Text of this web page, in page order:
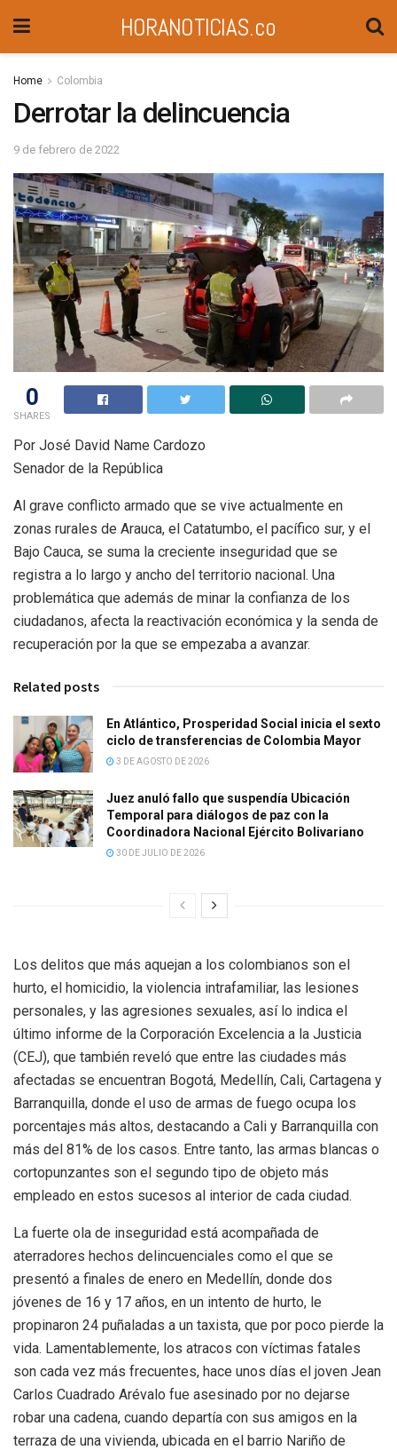
HORANOTICIAS.co
Home Colombia
Derrotar la delincuencia
9 de febrero de 2022
0
SHARES
Por José David Name Cardozo
Senador de la República
Al grave conflicto armado que se vive actualmente en
zonas rurales de Arauca, el Catatumbo, el pacífico sur, y el
Bajo Cauca, se suma la creciente inseguridad que se
registra a lo largo y ancho del territorio nacional. Una
problemática que además de minar la confianza de los
ciudadanos, afecta la reactivación económica y la senda de
recuperación por la que se empezaba a avanzar.
Related posts
En Atlántico, Prosperidad Social inicia el sexto
ciclo de transferencias de Colombia Mayor
3 DE AGOSTO DE 2026
Juez anuló fallo que suspendía Ubicación
Temporal para diálogos de paz con la
Coordinadora Nacional Ejército Bolivariano
30 DE JULIO DE 2026
Los delitos que más aquejan a los colombianos son el
hurto, el homicidio, la violencia intrafamiliar, las lesiones
personales, y las agresiones sexuales, así lo indica el
último informe de la Corporación Excelencia a la Justicia
(CEJ), que también reveló que entre las ciudades más
afectadas se encuentran Bogotá, Medellín, Cali, Cartagena y
Barranquilla, donde el uso de armas de fuego ocupa los
porcentajes más altos, destacando a Cali y Barranquilla con
más del 81% de los casos. Entre tanto, las armas blancas o
cortopunzantes son el segundo tipo de objeto más
empleado en estos sucesos al interior de cada ciudad.
La fuerte ola de inseguridad está acompañada de
aterradores hechos delincuenciales como el que se
presentó a finales de enero en Medellín, donde dos
jóvenes de 16 y 17 años, en un intento de hurto, le
propinaron 24 puñaladas a un taxista, que por poco pierde la
vida. Lamentablemente, los atracos con víctimas fatales
son cada vez más frecuentes, hace unos días el joven Jean
Carlos Cuadrado Arévalo fue asesinado por no dejarse
robar una cadena, cuando departía con sus amigos en la
terraza de una vivienda, ubicada en el barrio Nariño de